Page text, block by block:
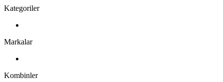
Kategoriler
Markalar
Kombinler